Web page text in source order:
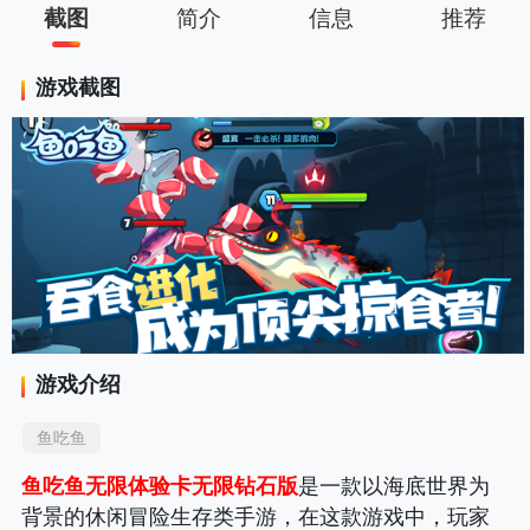
截图 简介 信息 推荐
游戏截图
游戏介绍
鱼吃鱼
鱼吃鱼无限体验卡无限钻石版是一款以海底世界为
背景的休闲冒险生存类手游，在这款游戏中，玩家